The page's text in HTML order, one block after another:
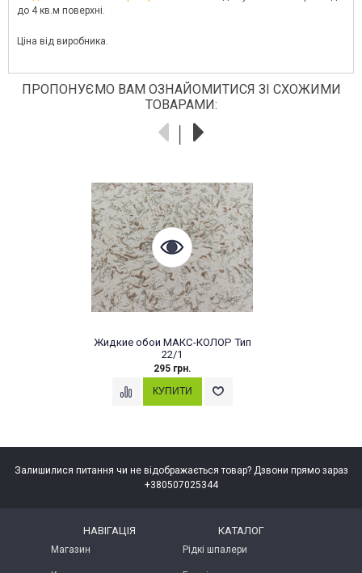
до 4 кв.м поверхні.
Ціна від виробника.
ПРОПОНУЄМО ВАМ ОЗНАЙОМИТИСЯ ЗІ СХОЖИМИ
ТОВАРАМИ:
Жидкие обои МАКС-КОЛОР Тип
22/1
295 грн.
Залишилися питання чи не відображається товар? Дзвони прямо зараз
+380507025344
НАВІГАЦІЯ
Магазин
КАТАЛОГ
Рідкі шпалери